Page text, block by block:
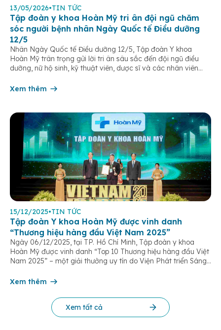
13/05/2026•TIN TỨC
Tập đoàn y khoa Hoàn Mỹ tri ân đội ngũ chăm
sóc người bệnh nhân Ngày Quốc tế Điều dưỡng
12/5
Nhân Ngày Quốc tế Điều dưỡng 12/5, Tập đoàn Y khoa
Hoàn Mỹ trân trọng gửi lời tri ân sâu sắc đến đội ngũ điều
dưỡng, nữ hộ sinh, kỹ thuật viên, dược sĩ và các nhân viên
âm thầm đồng hành trên […]
Xem thêm
15/12/2025•TIN TỨC
Tập đoàn Y khoa Hoàn Mỹ được vinh danh
“Thương hiệu hàng đầu Việt Nam 2025”
Ngày 06/12/2025, tại TP. Hồ Chí Minh, Tập đoàn y khoa
Hoàn Mỹ được vinh danh “Top 10 Thương hiệu hàng đầu Việt
Nam 2025” – một giải thưởng uy tín do Viện Phát triển Sáng
cứu Phát triển Doanh nghiệp Châu Á […]
Xem thêm
Xem tất cả